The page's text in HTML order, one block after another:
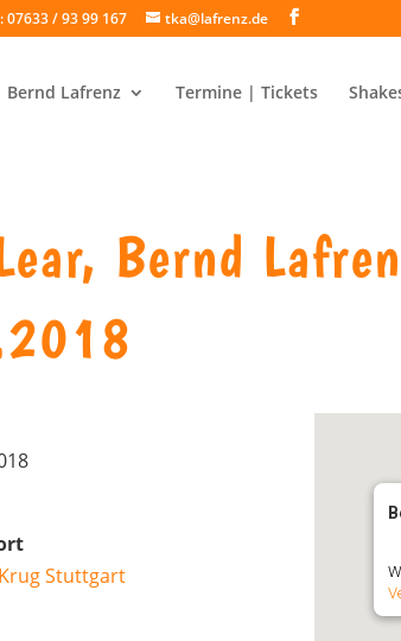
/ 93 99 167 tka@lafrenz.de
Bernd Lafrenz Termine | Tickets
Bernd
Stuttgart